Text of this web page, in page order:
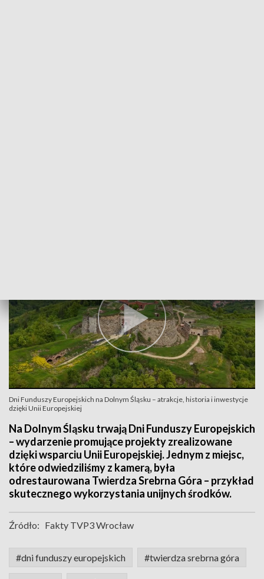
Dni Funduszy Europejskich na Dolnym Śląsku – atrakcje, historia i inwestycje
dzięki Unii Europejskiej
Na Dolnym Śląsku trwają Dni Funduszy Europejskich
– wydarzenie promujące projekty zrealizowane
dzięki wsparciu Unii Europejskiej. Jednym z miejsc,
które odwiedziliśmy z kamerą, była
odrestaurowana Twierdza Srebrna Góra – przykład
skutecznego wykorzystania unijnych środków.
Źródło: Fakty TVP3 Wrocław
#dni funduszy europejskich #twierdza srebrna góra